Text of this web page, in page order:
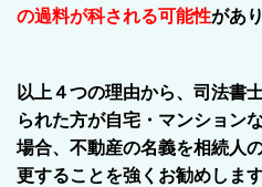
の過料が科される可能性があ
以上４つの理由から、司法書
られた方が自宅・マンション
場合、不動産の名義を相続人
更することを強くお勧めします